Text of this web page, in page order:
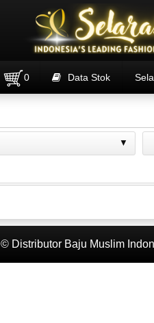
0 Data Stok
© Distributor Baju Muslim